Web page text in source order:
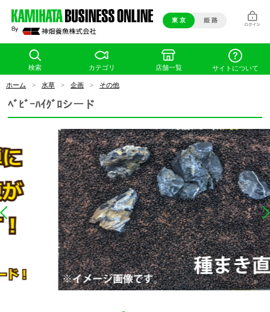
東 京 姫 路
検索 カテゴリ 店舗一覧 サイトについて
ホーム > 水草 > 企画 > その他
ﾍﾞﾋﾞｰﾊｲｸﾞﾛシード